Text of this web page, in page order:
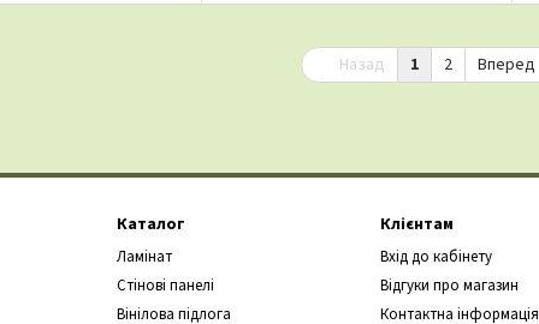
Назад 1 2 Вперед
Каталог
Ламінат
Стінові панелі
Вінілова підлога
Клієнтам
Вхід до кабінету
Відгуки про магазин
Контактна інформація